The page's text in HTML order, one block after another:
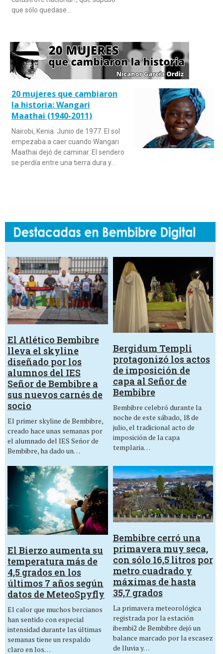
que sólo quedase…
20 mujeres que cambiaron
la historia: Wangari
Maathai (1940-2011)
Nairobi, Kenia. Junio de 1977. El sol
empezaba a caer cuando Wangari
Maathai dejó de caminar. El sendero
se perdía entre una tierra dura y…
El Atlético Bembibre
lleva el skyline
diseñado por los
alumnos del IES
Señor de Bembibre a
sus nuevos carnés de
socio
El primer skyline de Bembibre,
creado hace unas semanas por
el alumnado del IES Señor de
Bembibre, ha dado un…
Bergidum Templi
protagonizó los actos
de imposición de
capa al Señor de
Bembibre
Bembibre celebró durante la
noche de este sábado, 18 de
julio, el tradicional acto de
imposición de la capa
templaria…
El Bierzo aumenta su
temperatura más de
4,5 grados en los
últimos 7 años según
datos de MeteoSpyfly
El calor que muchos bercianos
han sentido con especial
intensidad durante las últimas
semanas tiene un respaldo
claro en los…
Bembibre cerró una
primavera muy seca,
con sólo 16,5 litros por
metro cuadrado y
máximas de hasta
35,7 grados
La primavera meteorológica
registrada por la estación
ibembi2 de Bembibre dejó un
balance marcado por la escasez
de lluvia y…